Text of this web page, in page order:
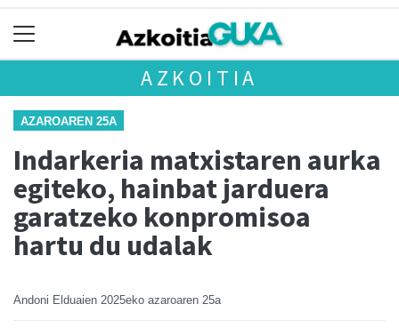
AZKOITIA
AZAROAREN 25A
Indarkeria matxistaren aurka
egiteko, hainbat jarduera
garatzeko konpromisoa
hartu du udalak
Andoni Elduaien 2025eko azaroaren 25a